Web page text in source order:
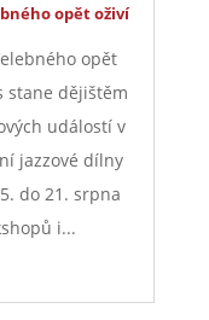
opět oživí
opět
stane dějištěm
událostí v
jazzové dílny
do 21. srpna
i...